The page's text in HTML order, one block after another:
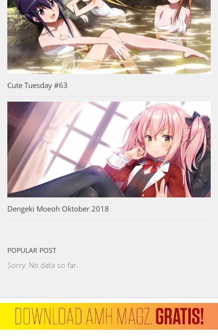
Cute Tuesday #63
Dengeki Moeoh Oktober 2018
POPULAR POST
Sorry. No data so far.